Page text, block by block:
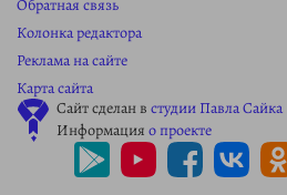
Обратная связь
Колонка редактора
Реклама на сайте
Карта сайта
Сайт сделан в студии Павла Сайка
Информация о проекте